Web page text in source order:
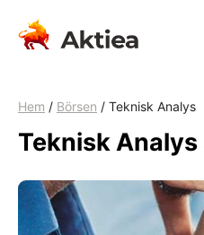
Hem / Börsen / Teknisk Analys
Teknisk